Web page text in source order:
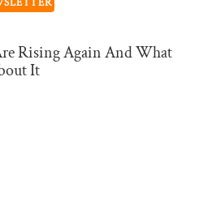
Rising Again And What
It